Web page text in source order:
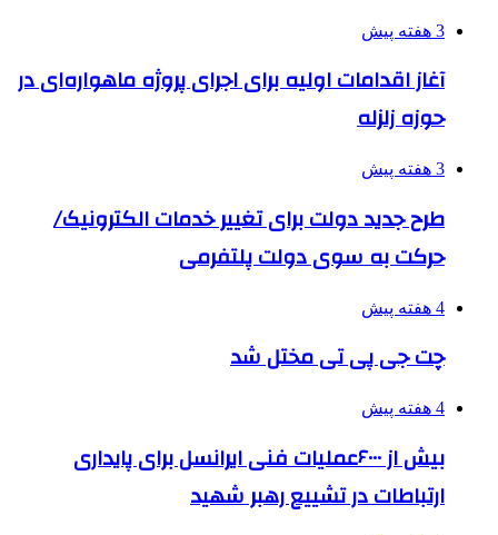
3 هفته پیش
آغاز اقدامات اولیه برای اجرای پروژه ماهواره‌ای در
حوزه زلزله
3 هفته پیش
طرح جدید دولت برای تغییر خدمات الکترونیک/
حرکت به سوی دولت پلتفرمی
4 هفته پیش
چت جی پی تی مختل شد
4 هفته پیش
بیش از ۶۰۰۰عملیات فنی ایرانسل برای پایداری
ارتباطات در تشییع رهبر شهید